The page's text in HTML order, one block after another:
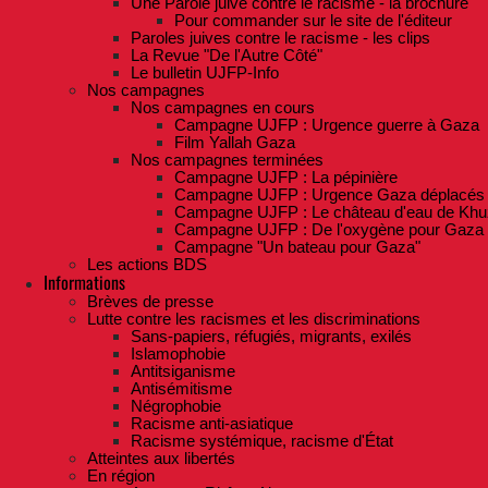
Pour commander sur le site de l'éditeur
Paroles juives contre le racisme - les clips
La Revue "De l'Autre Côté"
Le bulletin UJFP-Info
Nos campagnes
Nos campagnes en cours
Campagne UJFP : Urgence guerre à Gaza
Film Yallah Gaza
Nos campagnes terminées
Campagne UJFP : La pépinière
Campagne UJFP : Urgence Gaza déplacés
Campagne UJFP : Le château d'eau de
Campagne UJFP : De l'oxygène pour Gaza
Campagne "Un bateau pour Gaza"
Les actions BDS
Informations
Brèves de presse
Lutte contre les racismes et les discriminations
Sans-papiers, réfugiés, migrants, exilés
Islamophobie
Antitsiganisme
Antisémitisme
Négrophobie
Racisme anti-asiatique
Racisme systémique, racisme d'État
Atteintes aux libertés
En région